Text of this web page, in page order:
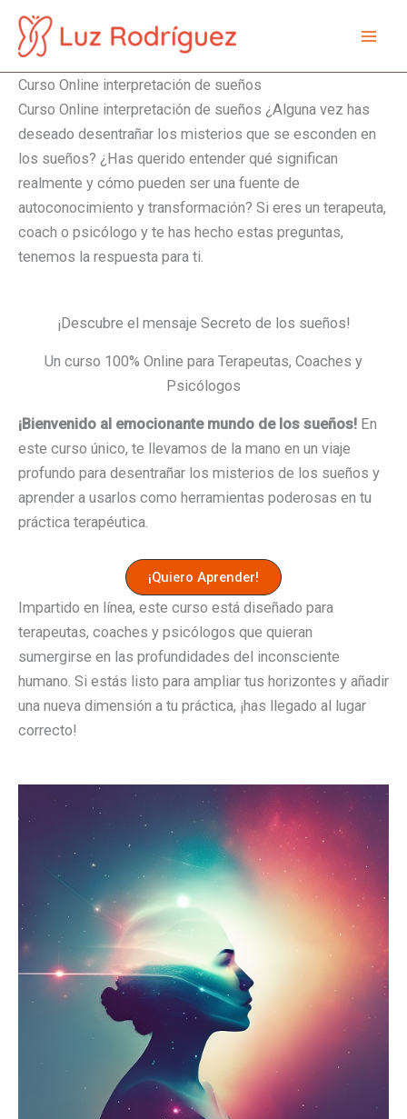
contenido
Curso Online interpretación de sueños
Curso Online interpretación de sueños ¿Alguna vez has
deseado desentrañar los misterios que se esconden en
los sueños? ¿Has querido entender qué significan
realmente y cómo pueden ser una fuente de
autoconocimiento y transformación? Si eres un terapeuta,
coach o psicólogo y te has hecho estas preguntas,
tenemos la respuesta para ti.
¡Descubre el mensaje Secreto de los sueños!
Un curso 100% Online para Terapeutas, Coaches y
Psicólogos
¡Bienvenido al emocionante mundo de los sueños! En
este curso único, te llevamos de la mano en un viaje
profundo para desentrañar los misterios de los sueños y
aprender a usarlos como herramientas poderosas en tu
práctica terapéutica.
¡Quiero Aprender!
Impartido en línea, este curso está diseñado para
terapeutas, coaches y psicólogos que quieran
sumergirse en las profundidades del inconsciente
humano. Si estás listo para ampliar tus horizontes y añadir
una nueva dimensión a tu práctica, ¡has llegado al lugar
correcto!